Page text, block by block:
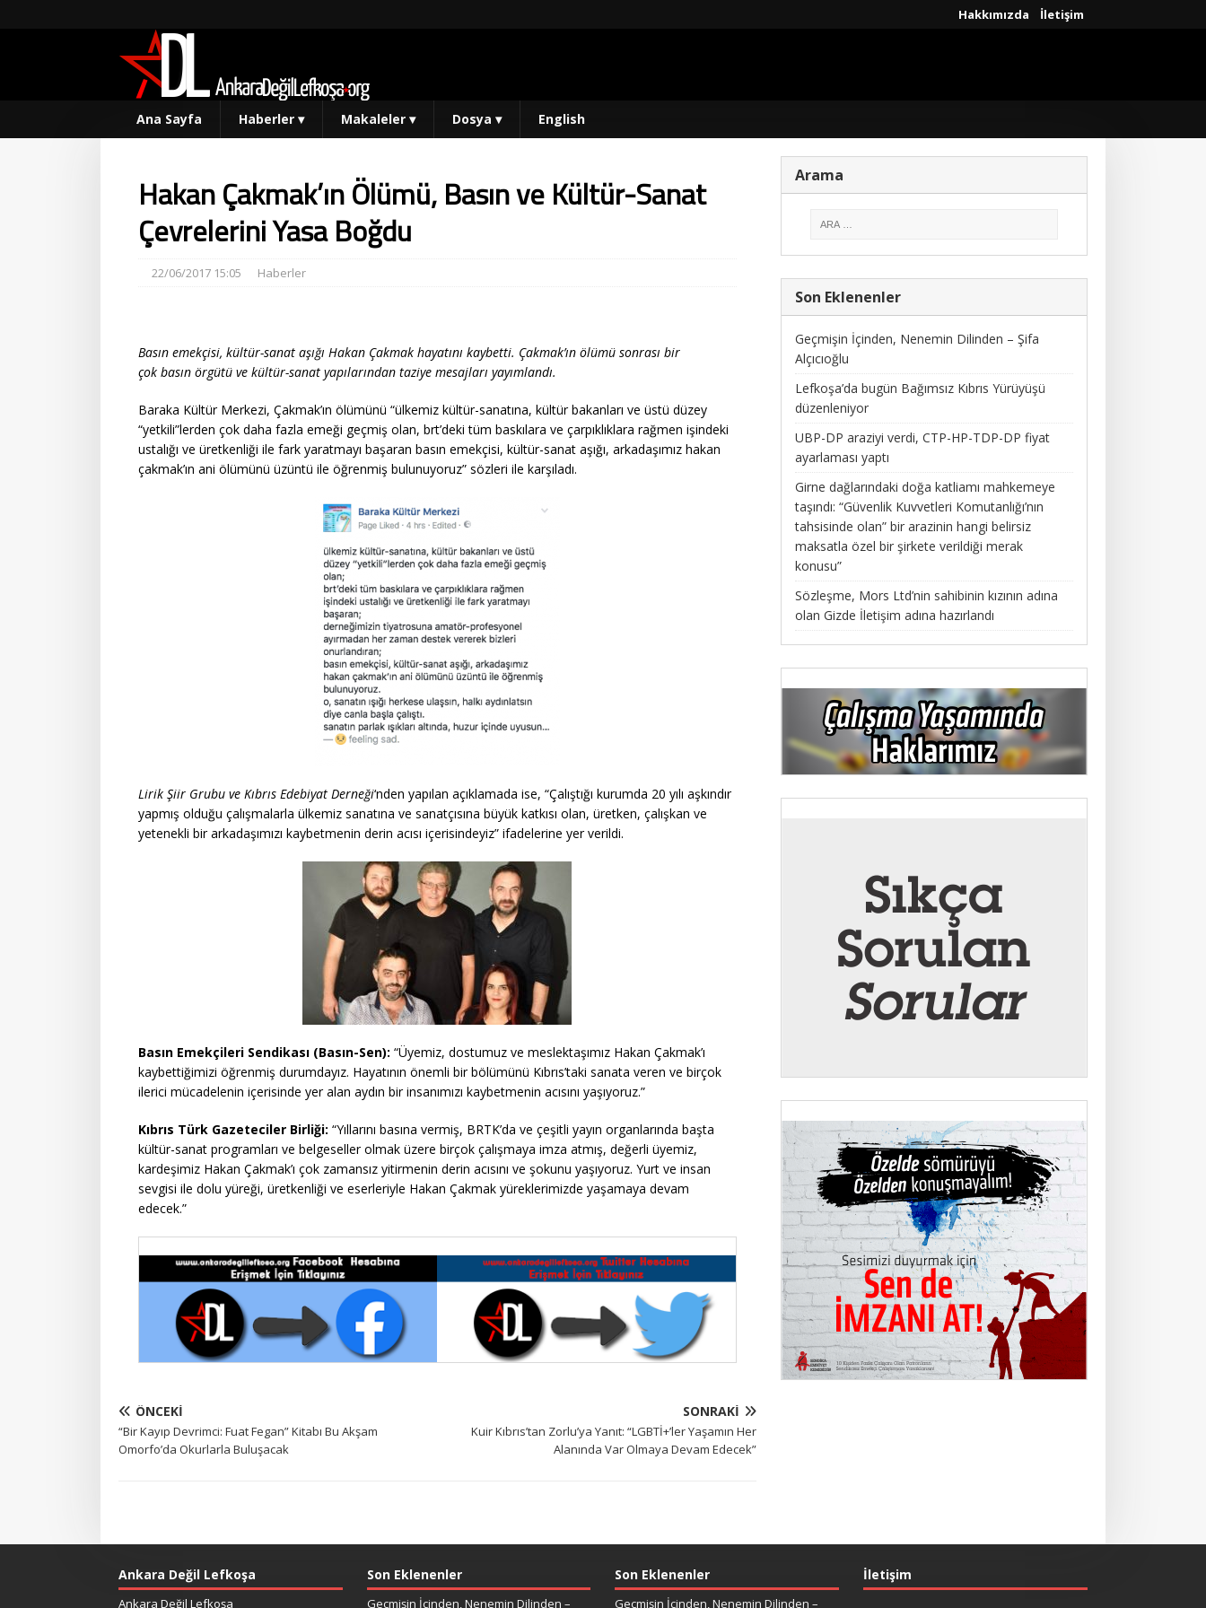
Hakkımızda İletişim
Ana Sayfa Haberler ▾ Makaleler ▾ Dosya ▾ English
Hakan Çakmak’ın Ölümü, Basın ve Kültür-Sanat
Çevrelerini Yasa Boğdu
22/06/2017 15:05 Haberler
Basın emekçisi, kültür-sanat aşığı Hakan Çakmak hayatını kaybetti. Çakmak’ın ölümü sonrası bir
çok basın örgütü ve kültür-sanat yapılarından taziye mesajları yayımlandı.
Baraka Kültür Merkezi, Çakmak’ın ölümünü “ülkemiz kültür-sanatına, kültür bakanları ve üstü düzey
“yetkili”lerden çok daha fazla emeği geçmiş olan, brt’deki tüm baskılara ve çarpıklıklara rağmen işindeki
ustalığı ve üretkenliği ile fark yaratmayı başaran basın emekçisi, kültür-sanat aşığı, arkadaşımız hakan
çakmak’ın ani ölümünü üzüntü ile öğrenmiş bulunuyoruz” sözleri ile karşıladı.
Lirik Şiir Grubu ve Kıbrıs Edebiyat Derneği‘nden yapılan açıklamada ise, “Çalıştığı kurumda 20 yılı aşkındır
yapmış olduğu çalışmalarla ülkemiz sanatına ve sanatçısına büyük katkısı olan, üretken, çalışkan ve
yetenekli bir arkadaşımızı kaybetmenin derin acısı içerisindeyiz” ifadelerine yer verildi.
Basın Emekçileri Sendikası (Basın-Sen): “Üyemiz, dostumuz ve meslektaşımız Hakan Çakmak’ı
kaybettiğimizi öğrenmiş durumdayız. Hayatının önemli bir bölümünü Kıbrıs’taki sanata veren ve birçok
ilerici mücadelenin içerisinde yer alan aydın bir insanımızı kaybetmenin acısını yaşıyoruz.”
Kıbrıs Türk Gazeteciler Birliği: “Yıllarını basına vermiş, BRTK’da ve çeşitli yayın organlarında başta
kültür-sanat programları ve belgeseller olmak üzere birçok çalışmaya imza atmış, değerli üyemiz,
kardeşimiz Hakan Çakmak’ı çok zamansız yitirmenin derin acısını ve şokunu yaşıyoruz. Yurt ve insan
sevgisi ile dolu yüreği, üretkenliği ve eserleriyle Hakan Çakmak yüreklerimizde yaşamaya devam
edecek.”
ÖNCEKI
“Bir Kayıp Devrimci: Fuat Fegan” Kitabı Bu Akşam
Omorfo’da Okurlarla Buluşacak
SONRAKI
Kuir Kıbrıs’tan Zorlu’ya Yanıt: “LGBTİ+’ler Yaşamın Her
Alanında Var Olmaya Devam Edecek”
Arama
Son Eklenenler
Geçmişin İçinden, Nenemin Dilinden – Şifa
Alçıcıoğlu
Lefkoşa’da bugün Bağımsız Kıbrıs Yürüyüşü
düzenleniyor
UBP-DP araziyi verdi, CTP-HP-TDP-DP fiyat
ayarlaması yaptı
Girne dağlarındaki doğa katliamı mahkemeye
taşındı: “Güvenlik Kuvvetleri Komutanlığı’nın
tahsisinde olan” bir arazinin hangi belirsiz
maksatla özel bir şirkete verildiği merak
konusu”
Sözleşme, Mors Ltd’nin sahibinin kızının adına
olan Gizde İletişim adına hazırlandı
Ankara Değil Lefkoşa
Ankara Değil Lefkoşa
Son Eklenenler
Geçmişin İçinden, Nenemin Dilinden –
Son Eklenenler
Geçmişin İçinden, Nenemin Dilinden –
İletişim